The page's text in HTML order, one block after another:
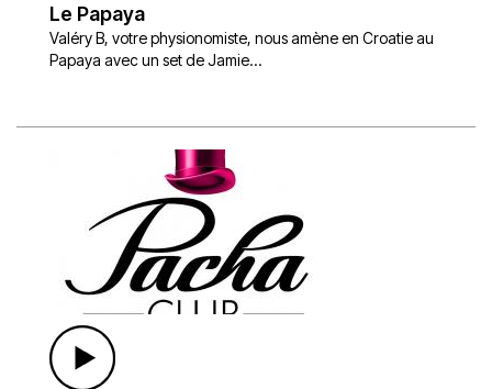
Le Papaya
Valéry B, votre physionomiste, nous amène en Croatie au
Papaya avec un set de Jamie...